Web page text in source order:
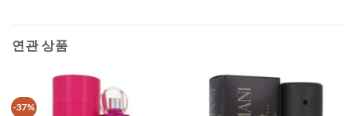
연관 상품
-37%